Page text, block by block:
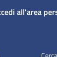
all'area